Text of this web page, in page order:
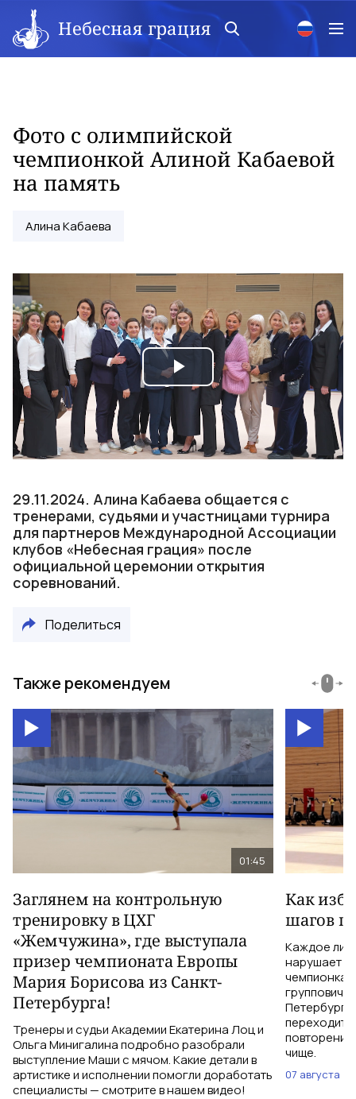
Небесная грация
Фото с олимпийской
чемпионкой Алиной Кабаевой
на память
Алина Кабаева
Play
Video
29.11.2024. Алина Кабаева общается с
тренерами, судьями и участницами турнира
для партнеров Международной Ассоциации
клубов «Небесная грация» после
официальной церемонии открытия
соревнований.
Поделиться
Также рекомендуем
01:45
Заглянем на контрольную
тренировку в ЦХГ
«Жемчужина», где выступала
призер чемпионата Европы
Мария Борисова из Санкт-
Петербурга!
Тренеры и судьи Академии Екатерина Лоц и
Ольга Минигалина подробно разобрали
выступление Маши с мячом. Какие детали в
артистике и исполнении помогли доработать
специалисты — смотрите в нашем видео!
Как
шагов
Каждое
нарушает
чемпионка
повторений
чище.
07 августа